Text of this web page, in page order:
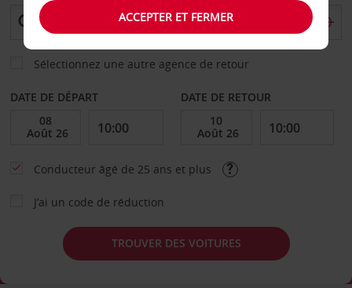
Sélectionnez une autre agence de retour
DATE DE DÉPART DATE DE RETOUR
Conducteur âgé de 25 ans et plus
J’ai un code de réduction
TROUVER DES VOITURES
ACCEPTER ET FERMER